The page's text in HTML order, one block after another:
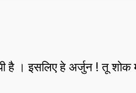
है । इसलिए हे अर्जुन ! तू